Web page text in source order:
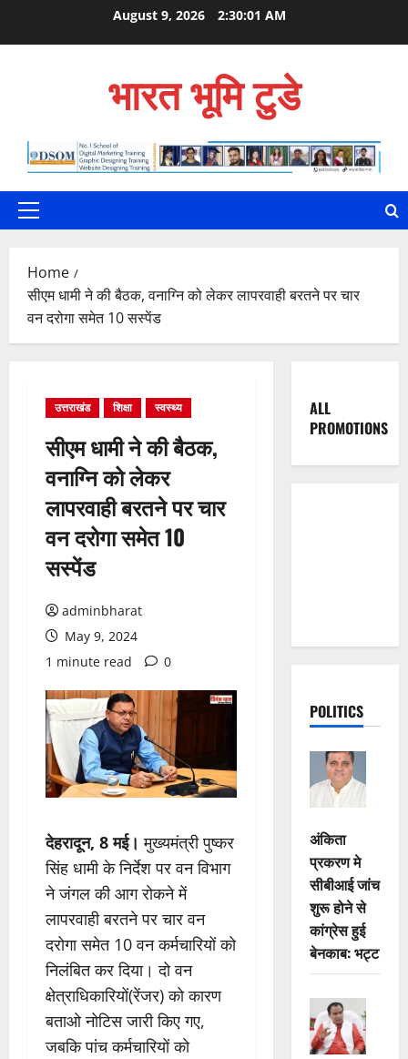
August 9, 2026 2:30:02 AM
भारत भूमि टुडे
Primary
Home
सीएम धामी ने की बैठक, वनाग्नि को लेकर लापरवाही बरतने पर चार
वन दरोगा समेत 10 सस्पेंड
उत्तराखंड शिक्षा स्वस्थ्य
सीएम धामी ने की बैठक,
वनाग्नि को लेकर
लापरवाही बरतने पर चार
वन दरोगा समेत 10
सस्पेंड
adminbharat
May 9, 2024
1 minute read
0
देहरादून, 8 मई। मुख्यमंत्री पुष्कर
सिंह धामी के निर्देश पर वन विभाग
ने जंगल की आग रोकने में
लापरवाही बरतने पर चार वन
दरोगा समेत 10 वन कर्मचारियों को
निलंबित कर दिया। दो वन
क्षेत्राधिकारियों(रेंजर) को कारण
बताओ नोटिस जारी किए गए,
जबकि पांच कर्मचारियों को
ALL
PROMOTIONS
POLITICS
अंकिता
प्रकरण मे
सीबीआई जांच
शुरू होने से
कांग्रेस हुई
बेनकाब: भट्ट